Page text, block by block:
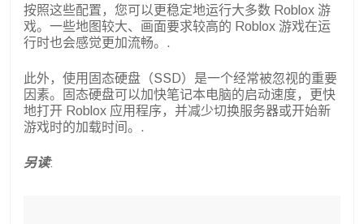
按照这些配置，您可以更稳定地运行大多数 Roblox 游
戏。一些地图较大、画面要求较高的 Roblox 游戏在运
行时也会感觉更加流畅。.
此外，使用固态硬盘（SSD）是一个经常被忽视的重要
因素。固态硬盘可以加快笔记本电脑的启动速度，更快
地打开 Roblox 应用程序，并减少切换服务器或开始新
游戏时的加载时间。.
另读: